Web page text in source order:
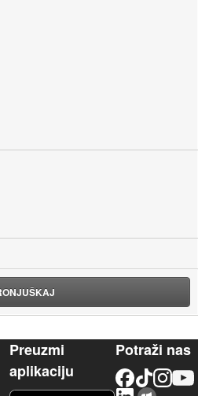
Preuzmi
aplikaciju
Potraži nas